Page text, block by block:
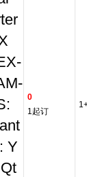
Y
0
1起订